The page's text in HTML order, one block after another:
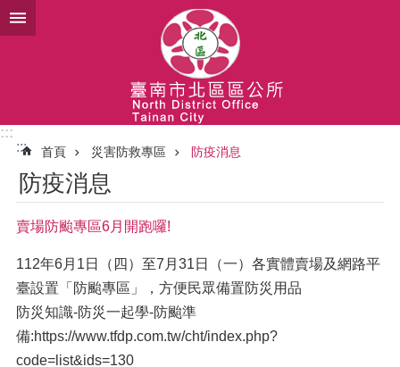
跳到主要內容區塊
:::
:::
首頁 災害防救專區 防疫消息
防疫消息
賣場防颱專區6月開跑囉!
112年6月1日（四）至7月31日（一）各實體賣場及網路平
臺設置「防颱專區」，方便民眾備置防災用品
防災知識-防災一起學-防颱準
備:https://www.tfdp.com.tw/cht/index.php?
code=list&ids=130